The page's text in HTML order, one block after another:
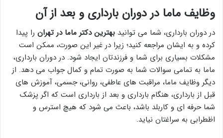
وظایف ماما در دوران بارداری و بعد از آن
در دوران بارداری، شما می توانید بهترین دکتر ماما در تهران را پیدا
کرده و به ایشان مراجعه کنید؛ زیرا در غیر این صورت، ممکن است
مشکلات بسیاری برای شما و فرزندتان ایجاد شود. در دوران بارداری،
ماما به تمامی سوالات شما به صورت تمام و کمال جواب می دهد. از
دیگر وظایف ماما، مراقبت های عاطفی، روانی، جسمی، آموزش های
قبل از بارداری، هنگام بارداری و بعد از بارداری است که اگر پزشک
شما حرفه ای و کاربلد باشد، باعث می شود که هیچ استرس و
اظطرابی به سراغتان نیاید.